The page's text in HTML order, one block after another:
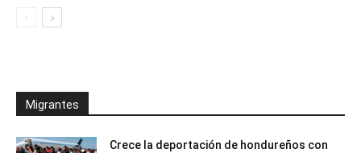
Migrantes
Crece la deportación de hondureños con